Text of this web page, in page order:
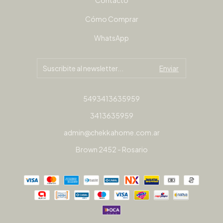
Cómo Comprar
WhatsApp
5493413635959
3413635959
admin@chekkahome.com.ar
Brown 2452 - Rosario